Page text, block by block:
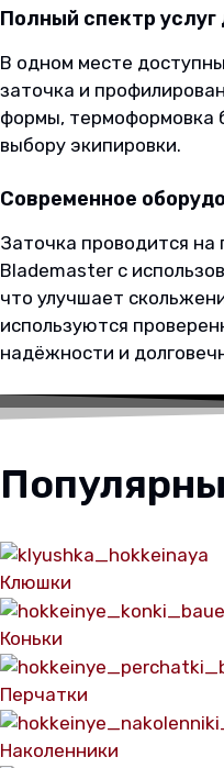
Полный спектр услуг
В одном месте
заточка и
формы, термоформовка
выбору экипировки.
Современное
Заточка проводится на
Blademaster с
что улучшает
используются
надёжности и
Клюшки
Коньки
Перчатки
Наколенники